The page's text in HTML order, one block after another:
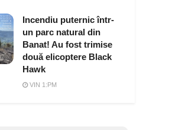
Incendiu puternic într-
un parc natural din
Banat! Au fost trimise
două elicoptere Black
Hawk
VIN 1:PM